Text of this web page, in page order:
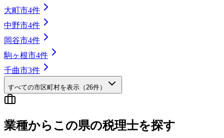
大町市4件
中野市4件
岡谷市4件
駒ヶ根市4件
千曲市3件
すべての市区町村を表示（ 26件）
業種からこの県の税理士を探す